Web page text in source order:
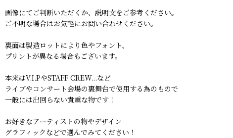
画像にてご判断いただくか、説明文をご参考ください。
ご不明な場合はお気軽にお問い合わせください。
裏面は製造ロットにより色やフォント、
プリントが異なる場合もございます。
本来はV.I.PやSTAFF CREW...など
ライブやコンサート会場の裏舞台で使用する為のもので
一般には出回らない貴重な物です！
お好きなアーティストの物やデザイン
グラフィックなどで選んでみてください！